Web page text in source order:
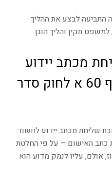
התביעה לבצע את ההליך
תקין והליך הוגן.
מכתב יידוע
לחשוד על פי סעיף 60 א לחוק סדר
שליחת מכתב יידוע לחשוד:
כתב האישום – על פי החלטת
אולם, עליו לנמק מדוע הוא